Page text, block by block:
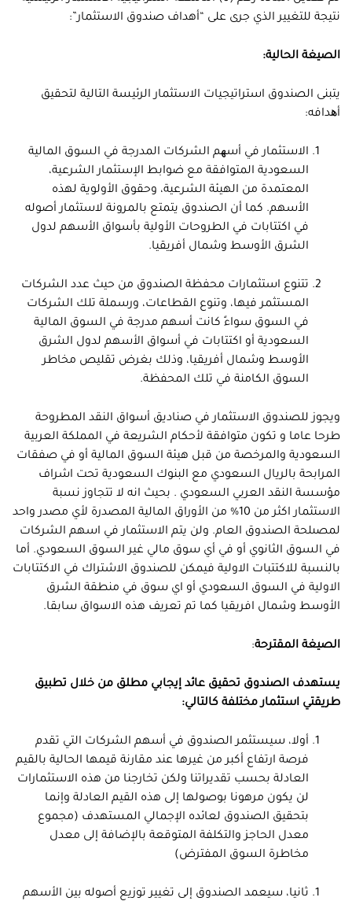
نتيجة للتغيير الذي جرى على “أهداف صندوق الاستثمار”:
الصيغة الحالية:
يتبنى الصندوق استراتيجيات الاستثمار الرئيسة التالية لتحقيق
أھدافه:
الاستثمار في أسھم الشركات المدرجة في السوق المالية
السعودية المتوافقة مع ضوابط الإستثمار الشرعية،
المعتمدة من الهيئة الشرعية، وحقوق الأولوية لهذه
الأسهم. كما أن الصندوق يتمتع بالمرونة لاستثمار أصوله
في اكتتابات في الطروحات الأولية بأسواق الأسهم لدول
الشرق الأوسط وشمال أفريقيا.
تتنوع استثمارات محفظة الصندوق من حيث عدد الشركات
المستثمر فيها، وتنوع القطاعات، ورسملة تلك الشركات
في السوق سواءً كانت أسهم مدرجة في السوق المالية
السعودية أو اكتتابات في أسواق الأسهم لدول الشرق
الأوسط وشمال أفريقيا، وذلك بغرض تقليص مخاطر
السوق الكامنة في تلك المحفظة.
ويجوز للصندوق الاستثمار في صناديق أسواق النقد المطروحة
طرحا عاما و تكون متوافقة لأحكام الشريعة في المملكة العربية
السعودية والمرخصة من قبل هيئة السوق المالية أو في صفقات
المرابحة بالريال السعودي مع البنوك السعودية تحت اشراف
مؤسسة النقد العربي السعودي . بحيث انه لا تتجاوز نسبة
الاستثمار اكثر من 10% من الأوراق المالية المصدرة لأي مصدر واحد
لمصىلحة الصندوق العام. ولن يتم الاستثمار في اسهم الشركات
في السوق الثانوي أو في أي سوق مالي غير السوق السعودي. أما
بالنسبة للاكتتبات الاولية فيمكن للصندوق الاشتراك في الاكتتابات
الاولية في السوق السعودي أو اي سوق في منطقة الشرق
الأوسط وشمال افريقيا كما تم تعريف هذه الاسواق سابقا.
الصيغة المقترحة:
يستهدف الصندوق تحقيق عائد إيجابي مطلق من خلال تطبيق
طريقتي استثمار مختلفة كالتالي:
أولا، سيستثمر الصندوق في أسهم الشركات التي تقدم
فرصة ارتفاع أكبر من غيرها عند مقارنة قيمها الحالية بالقيم
العادلة بحسب تقديراتنا ولكن تخارجنا من هذه الاستثمارات
لن يكون مرهونا بوصولها إلى هذه القيم العادلة وإنما
بتحقيق الصندوق لعائده الإجمالي المستهدف (مجموع
معدل الحاجز والتكلفة المتوقعة بالإضافة إلى معدل
مخاطرة السوق المفترض)
ثانيا، سيعمد الصندوق إلى تغيير توزيع أصوله بين الأسهم